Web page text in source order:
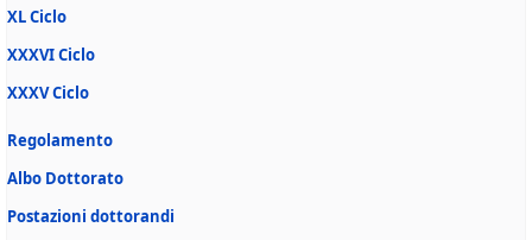
XL Ciclo
XXXVI Ciclo
XXXV Ciclo
Regolamento
Albo Dottorato
Postazioni dottorandi